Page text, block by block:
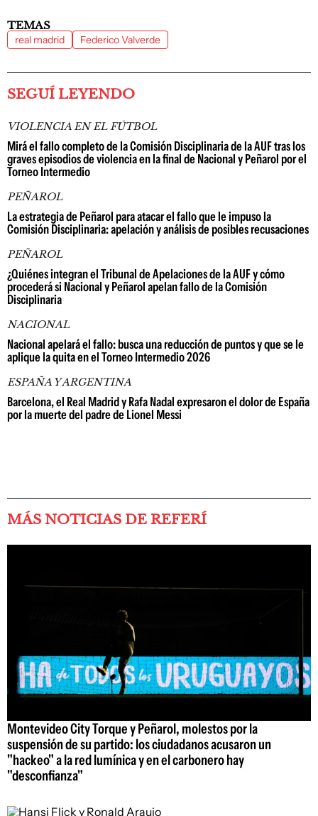
TEMAS
real madrid Federico Valverde
SEGUÍ LEYENDO
VIOLENCIA EN EL FÚTBOL
Mirá el fallo completo de la Comisión Disciplinaria de la AUF tras los
graves episodios de violencia en la final de Nacional y Peñarol por el
Torneo Intermedio
PEÑAROL
La estrategia de Peñarol para atacar el fallo que le impuso la
Comisión Disciplinaria: apelación y análisis de posibles recusaciones
PEÑAROL
¿Quiénes integran el Tribunal de Apelaciones de la AUF y cómo
procederá si Nacional y Peñarol apelan fallo de la Comisión
Disciplinaria
NACIONAL
Nacional apelará el fallo: busca una reducción de puntos y que se le
aplique la quita en el Torneo Intermedio 2026
ESPAÑA Y ARGENTINA
Barcelona, el Real Madrid y Rafa Nadal expresaron el dolor de España
por la muerte del padre de Lionel Messi
MÁS NOTICIAS DE REFERÍ
Montevideo City Torque y Peñarol, molestos por la
suspensión de su partido: los ciudadanos acusaron un
"hackeo" a la red lumínica y en el carbonero hay
"desconfianza"